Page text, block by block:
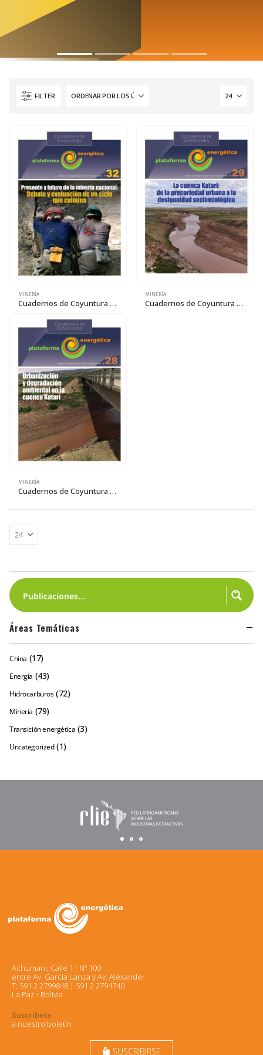
FILTER
MINERÍA
Cuadernos de Coyuntura 32: Presente y futuro de la minería nacional. Debate y evaluación de un ciclo que culmina
MINERÍA
Cuadernos de Coyuntura 29: La cuenca Katari: de la precariedad urbana a la desigualdad socioecológica
MINERÍA
Cuadernos de Coyuntura 28: Urbanización y degradación ambiental en la cuenca Katari
Áreas Temáticas
China (17)
Energía (43)
Hidrocarburos (72)
Minería (79)
Transición energética (3)
Uncategorized (1)
Achumani, Calle 11 Nº 100
entre Av. García Lanza y Av. Alexander
T: 591 2 2799848 | 591 2 2794740
La Paz • Bolivia
Suscríbete
a nuestro boletín
markunread_mailbox SUSCRIBIRSE